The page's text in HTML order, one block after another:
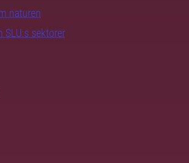
naturen
SLU:s sektorer